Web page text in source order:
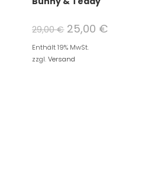
29,00€ 25,00 €
Enthält 19% MwSt.
zzgl.Versand